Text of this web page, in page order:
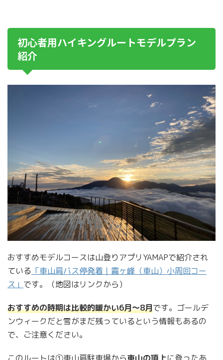
初心者用ハイキングルートモデルプラン
紹介
おすすめモデルコースは山登りアプリYAMAPで紹介され
ている 「車山肩バス停発着｜霧ヶ峰（車山）小周回コー
ス」 です。（地図はリンクから）
おすすめの時期は比較的暖かい6月〜8月です。ゴールデ
ンウィークだと雪がまだ残っているという情報もあるの
で、ご注意ください。